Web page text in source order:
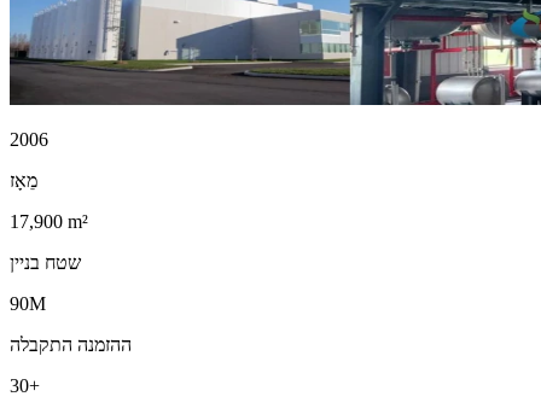
2006
מֵאָז
17,900 m²
שטח בניין
90M
ההזמנה התקבלה
30+